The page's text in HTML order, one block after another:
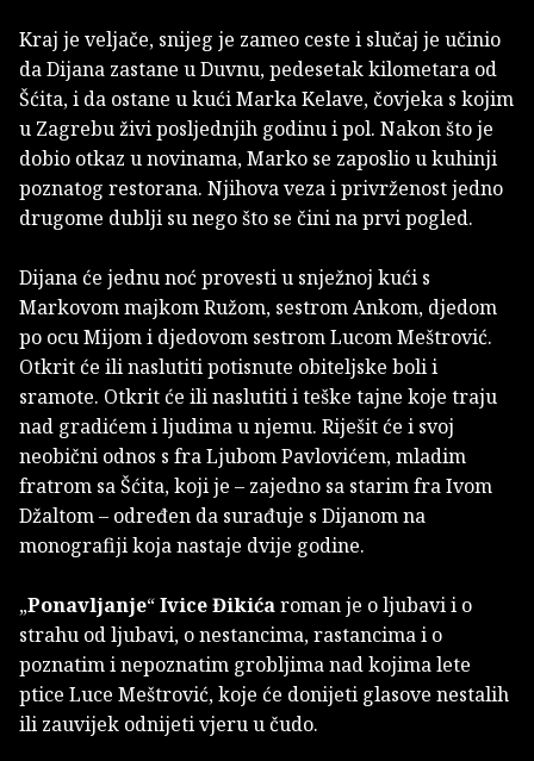
Kraj je veljače, snijeg je zameo ceste i slučaj je učinio
da Dijana zastane u Duvnu, pedesetak kilometara od
Šćita, i da ostane u kući Marka Kelave, čovjeka s kojim
u Zagrebu živi posljednjih godinu i pol. Nakon što je
dobio otkaz u novinama, Marko se zaposlio u kuhinji
poznatog restorana. Njihova veza i privrženost jedno
drugome dublji su nego što se čini na prvi pogled.
Dijana će jednu noć provesti u snježnoj kući s
Markovom majkom Ružom, sestrom Ankom, djedom
po ocu Mijom i djedovom sestrom Lucom Meštrović.
Otkrit će ili naslutiti potisnute obiteljske boli i
sramote. Otkrit će ili naslutiti i teške tajne koje traju
nad gradićem i ljudima u njemu. Riješit će i svoj
neobični odnos s fra Ljubom Pavlovićem, mladim
fratrom sa Šćita, koji je – zajedno sa starim fra Ivom
Džaltom – određen da surađuje s Dijanom na
monografiji koja nastaje dvije godine.
„Ponavljanje“Ivice Đikićaroman je o ljubavi i o
strahu od ljubavi, o nestancima, rastancima i o
poznatim i nepoznatim grobljima nad kojima lete
ptice Luce Meštrović, koje će donijeti glasove nestalih
ili zauvijek odnijeti vjeru u čudo.